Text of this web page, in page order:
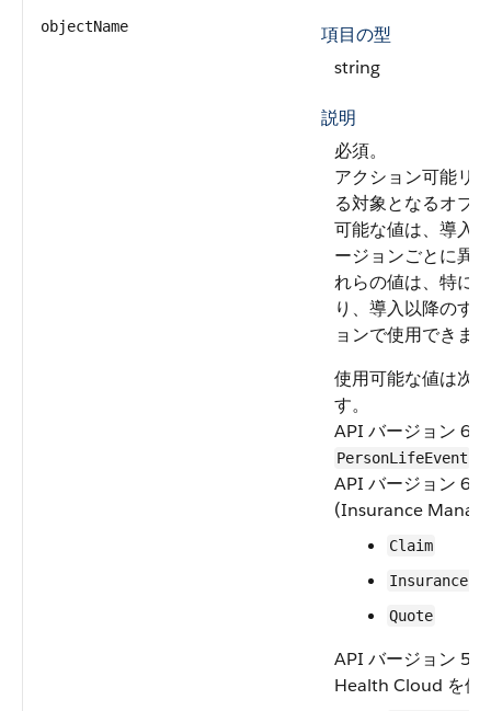
objectName
項目の型
string
説明
必須。
アクション可能リ
る対象となるオブ
可能な値は、導入
ージョンごとに異
れらの値は、特に
り、導入以降のす
ョンで使用できま
使用可能な値は次
す。
API バージョン
PersonLifeEvent
API バージョン
(Insurance
Claim
Quote
API バージョン
Health Cloud を使